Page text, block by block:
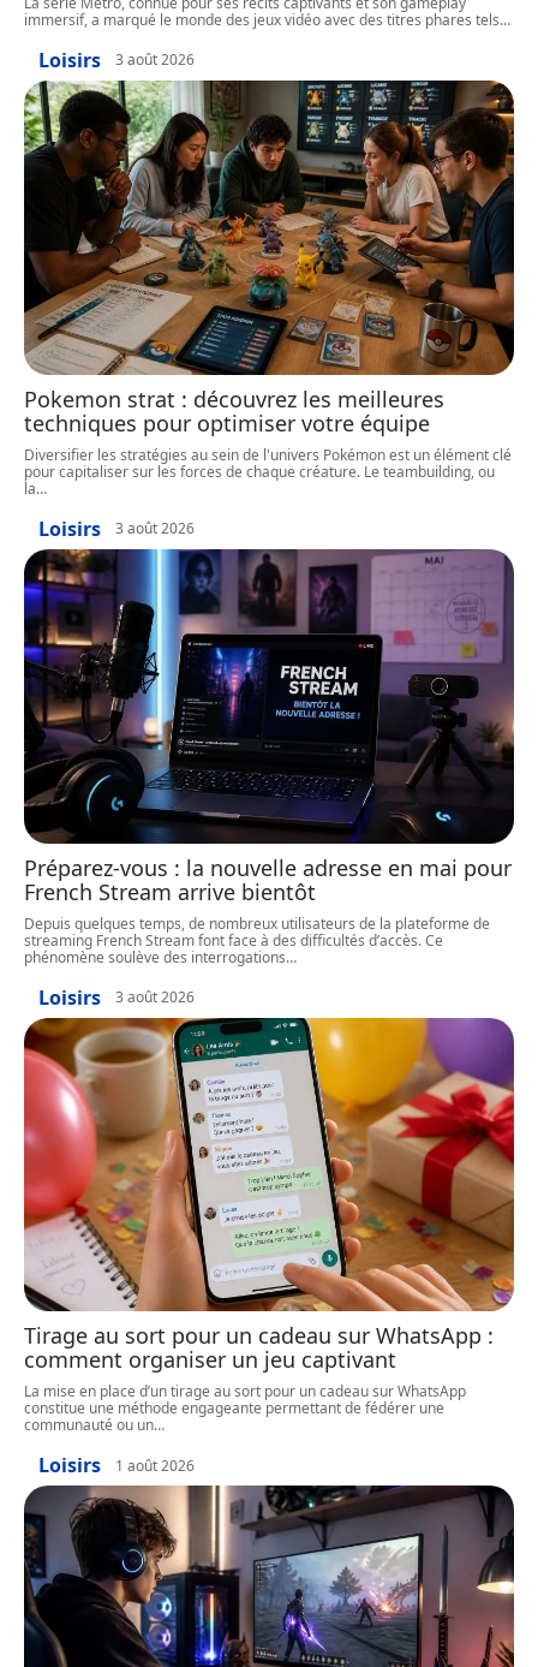
immersif, a marqué le monde des jeux vidéo avec des titres phares tels…
Loisirs 3 août 2026
Pokemon strat : découvrez les meilleures
techniques pour optimiser votre équipe
Diversifier les stratégies au sein de l'univers Pokémon est un élément clé
pour capitaliser sur les forces de chaque créature. Le teambuilding, ou
la…
Loisirs 3 août 2026
Préparez-vous : la nouvelle adresse en mai pour
French Stream arrive bientôt
Depuis quelques temps, de nombreux utilisateurs de la plateforme de
streaming French Stream font face à des difficultés d’accès. Ce
phénomène soulève des interrogations…
Loisirs 3 août 2026
Tirage au sort pour un cadeau sur WhatsApp :
comment organiser un jeu captivant
La mise en place d’un tirage au sort pour un cadeau sur WhatsApp
constitue une méthode engageante permettant de fédérer une
communauté ou un…
Loisirs 1 août 2026